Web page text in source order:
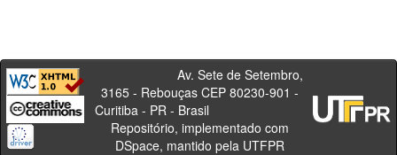
Av. Sete de Setembro,
3165 - Rebouças CEP 80230-901 -
Curitiba - PR - Brasil
Repositório, implementado com
DSpace, mantido pela UTFPR